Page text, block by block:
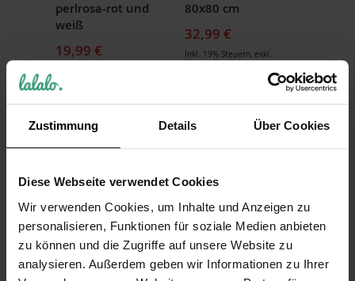
Zustimmung Details Über Cookies
Diese Webseite verwendet Cookies
Wir verwenden Cookies, um Inhalte und Anzeigen zu
personalisieren, Funktionen für soziale Medien anbieten
zu können und die Zugriffe auf unsere Website zu
analysieren. Außerdem geben wir Informationen zu Ihrer
perlrosa-rot und
weiß
19,99 €
80x80 cm
32,99 €
Inkl. 19% Steuern, exkl.
Versandkosten
Sterntaler
Kapuzenhandtuch
personalisiert Hase
Hanni – mit Namen
Kapuzenhandtuch
mit Namen bestickt
Sterntaler Hase
Hanni - 100x100